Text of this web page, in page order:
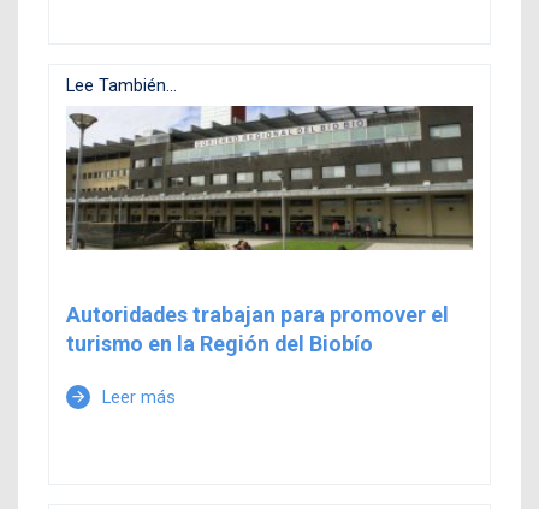
Lee También...
Autoridades trabajan para promover el
turismo en la Región del Biobío
arrow_forward Leer más